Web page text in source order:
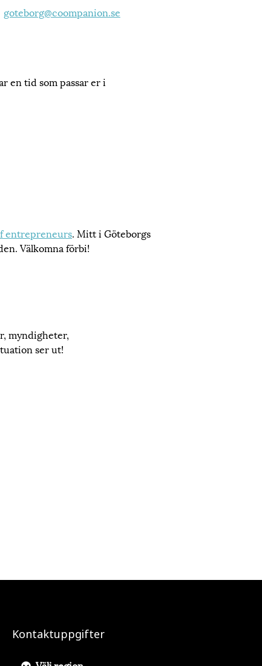
goteborg@coompanion.se
en tid som passar er i
entrepreneurs. Mitt i Göteborgs
Välkomna förbi!
myndigheter,
ser ut!
Kontaktuppgifter